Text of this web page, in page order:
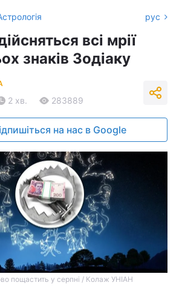
рус
всі мрії
знаків Зодіаку
2 хв. 283889
на нас в Google
пощастить у серпні / Колаж УНІАН